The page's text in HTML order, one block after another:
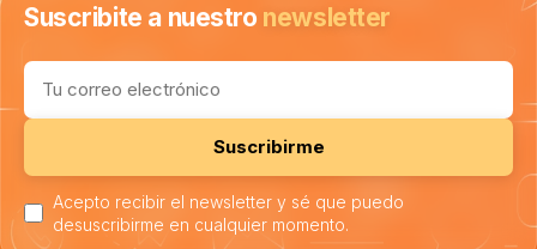
Suscribite a nuestro newsletter
Suscribirme
Acepto recibir el newsletter y sé que puedo
desuscribirme en cualquier momento.